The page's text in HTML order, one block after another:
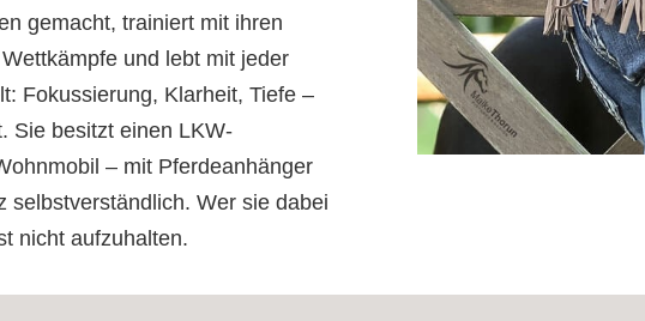
gemacht, trainiert mit ihren
und lebt mit jeder
Fokussierung, Klarheit, Tiefe –
Sie besitzt einen LKW-
– mit Pferdeanhänger
selbstverständlich. Wer sie dabei
nicht aufzuhalten.